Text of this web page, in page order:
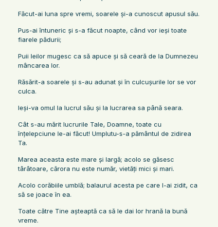
Făcut-ai luna spre vremi, soarele şi-a cunoscut apusul său.
Pus-ai întuneric şi s-a făcut noapte, când vor ieşi toate
fiarele pădurii;
Puii leilor mugesc ca să apuce şi să ceară de la Dumnezeu
mâncarea lor.
Răsărit-a soarele şi s-au adunat şi în culcuşurile lor se vor
culca.
Ieşi-va omul la lucrul său şi la lucrarea sa până seara.
Cât s-au mărit lucrurile Tale, Doamne, toate cu
înţelepciune le-ai făcut! Umplutu-s-a pământul de zidirea
Ta.
Marea aceasta este mare şi largă; acolo se găsesc
târâtoare, cărora nu este număr, vietăţi mici şi mari.
Acolo corăbiile umblă; balaurul acesta pe care l-ai zidit, ca
să se joace în ea.
Toate către Tine aşteaptă ca să le dai lor hrană la bună
vreme.